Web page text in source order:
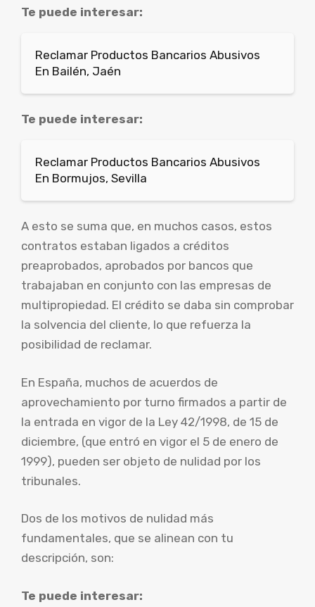
Te puede interesar:
Reclamar Productos Bancarios Abusivos
En Bailén, Jaén
Te puede interesar:
Reclamar Productos Bancarios Abusivos
En Bormujos, Sevilla
A esto se suma que, en muchos casos, estos
contratos estaban ligados a créditos
preaprobados, aprobados por bancos que
trabajaban en conjunto con las empresas de
multipropiedad. El crédito se daba sin comprobar
la solvencia del cliente, lo que refuerza la
posibilidad de reclamar.
En España, muchos de acuerdos de
aprovechamiento por turno firmados a partir de
la entrada en vigor de la Ley 42/1998, de 15 de
diciembre, (que entró en vigor el 5 de enero de
1999), pueden ser objeto de nulidad por los
tribunales.
Dos de los motivos de nulidad más
fundamentales, que se alinean con tu
descripción, son:
Te puede interesar: